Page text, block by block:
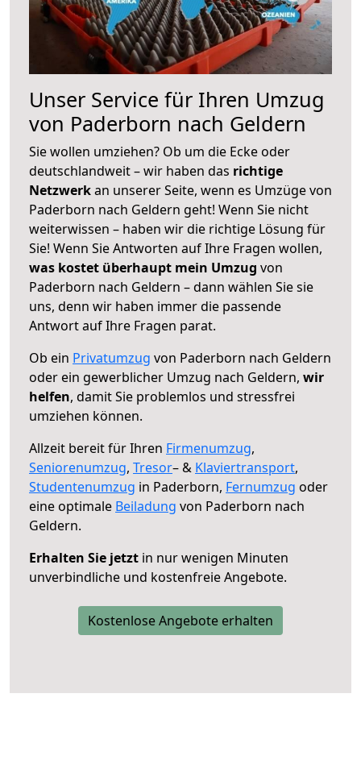
Unser Service für Ihren Umzug
von Paderborn nach Geldern
Sie wollen umziehen? Ob um die Ecke oder
deutschlandweit – wir haben das richtige
Netzwerkan unserer Seite, wenn es Umzüge von
Paderborn nach Geldern geht! Wenn Sie nicht
weiterwissen – haben wir die richtige Lösung für
Sie! Wenn Sie Antworten auf Ihre Fragen wollen,
was kostet überhaupt mein Umzug von
Paderborn nach Geldern – dann wählen Sie sie
uns, denn wir haben immer die passende
Antwort auf Ihre Fragen parat.
Ob ein Privatumzug von Paderborn nach Geldern
oder ein gewerblicher Umzug nach Geldern, wir
helfen, damit Sie problemlos und stressfrei
umziehen können.
Allzeit bereit für Ihren Firmenumzug,
Seniorenumzug, Tresor– & Klaviertransport,
Studentenumzug in Paderborn, Fernumzug oder
eine optimale Beiladung von Paderborn nach
Geldern.
Erhalten Sie jetzt in nur wenigen Minuten
unverbindliche und kostenfreie Angebote.
Kostenlose Angebote erhalten